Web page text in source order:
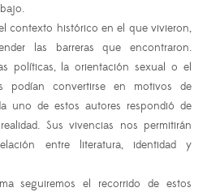
contexto histórico en el que vivieron,
las barreras que encontraron.
políticas, la orientación sexual o el
podían convertirse en motivos de
uno de estos autores respondió de
Sus vivencias nos permitirán
entre literatura, identidad y
seguiremos el recorrido de estos